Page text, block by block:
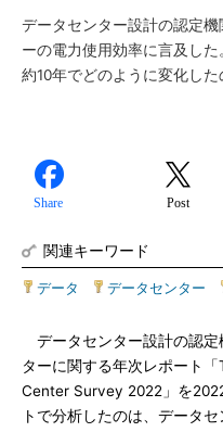
データセンター設計の認定
ーの電力使用効率に言及し
約10年でどのように変化した
Share Post
関連キーワード
データ データセンター
データセンター設計の認
ターに関する年次レポート
Center Survey 2022」を
トで分析したのは、データ